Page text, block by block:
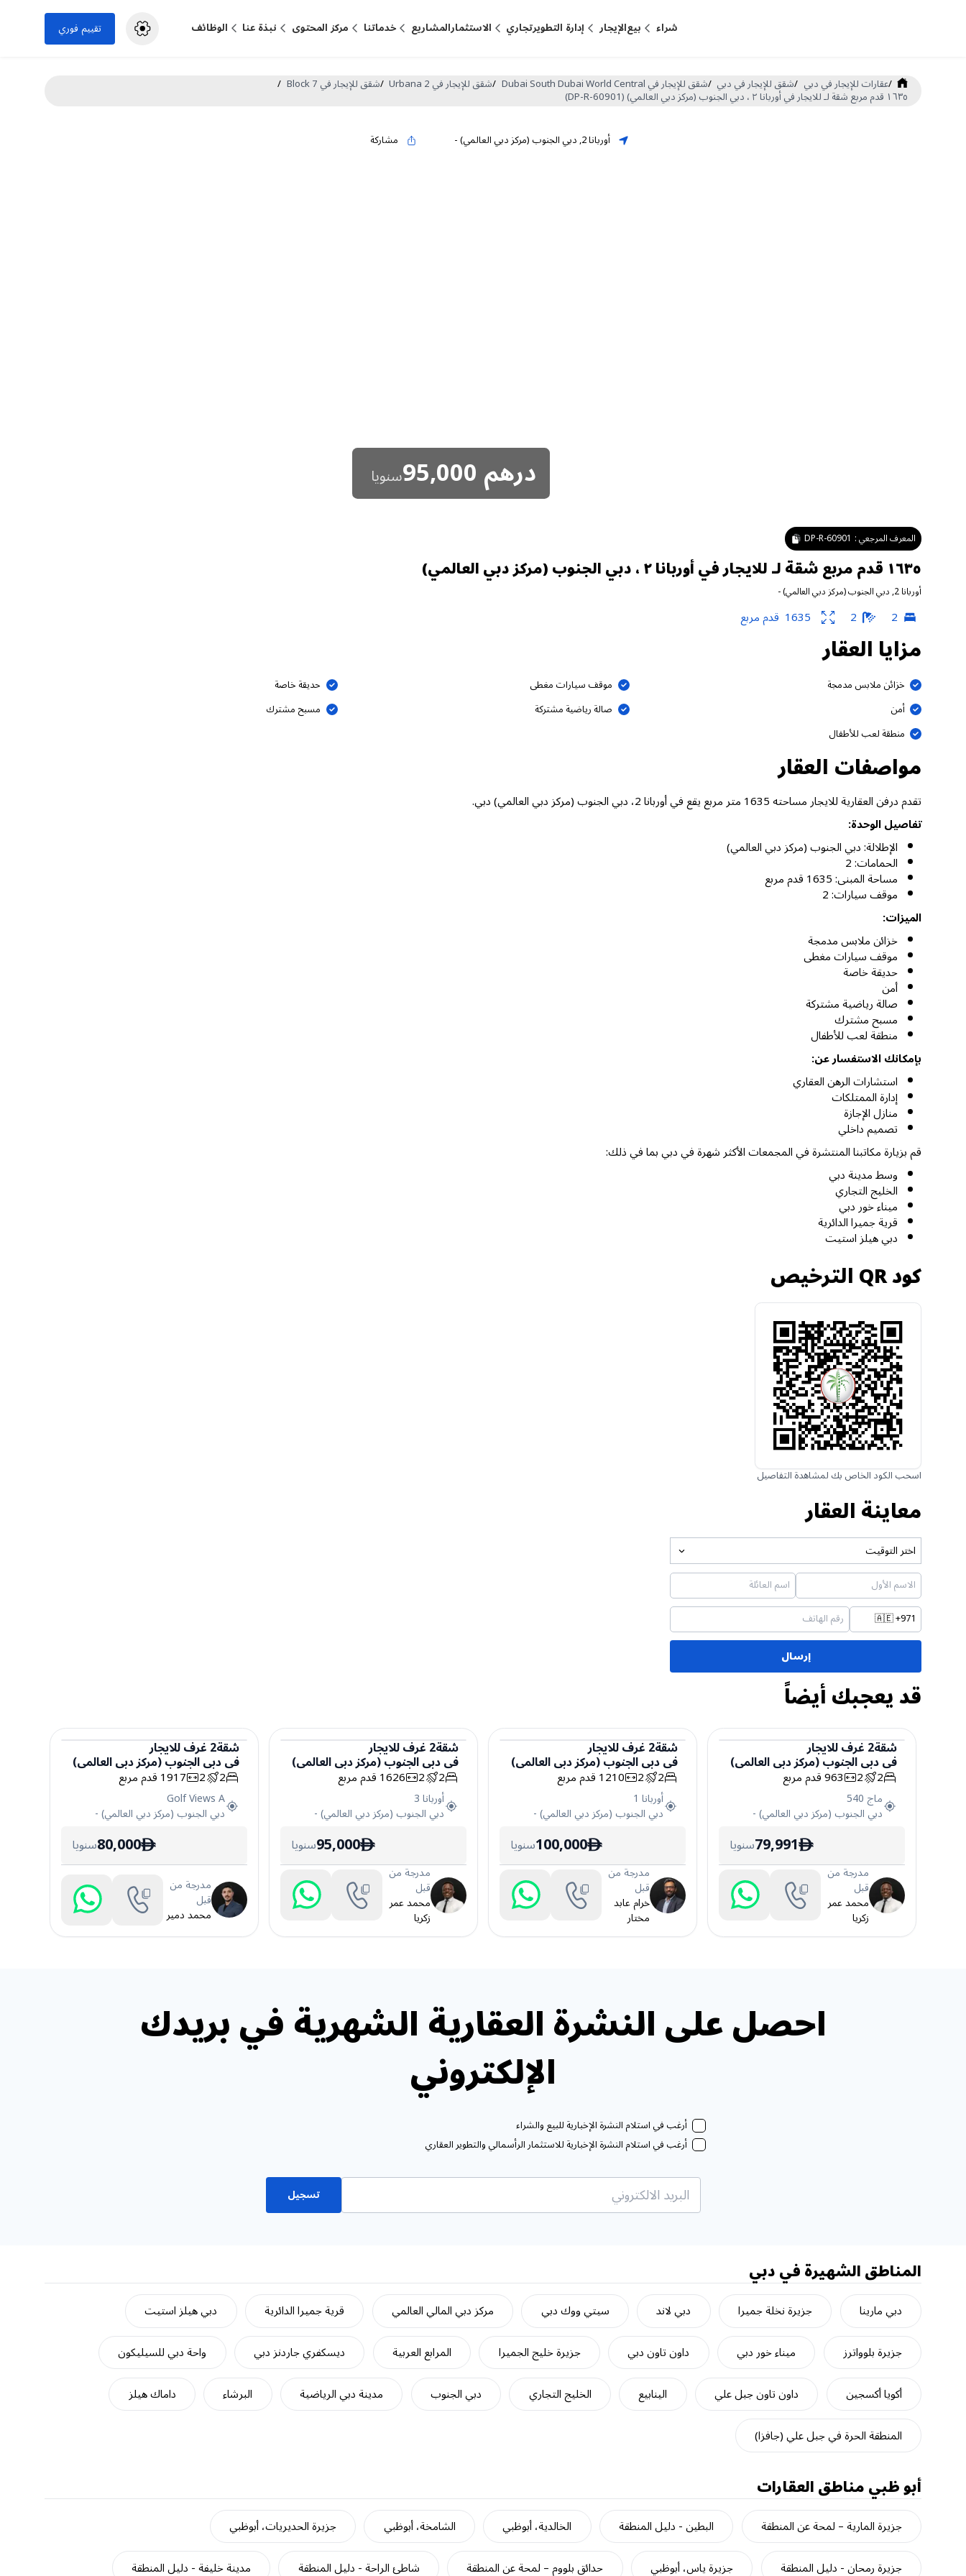
شراء بيعالإيجار إدارة التطويرتجاري الاستثمارالمشاريع خدماتنا مركز المحتوى نبذة عنا الوظائف تقييم فوري
/عقارات للإيجار في دبي /شقق للإيجار في دبي /شقق للإيجار في Dubai South Dubai World Central /شقق للإيجار في Urbana 2 /شقق للإيجار في Block 7 /
١٦٣٥ قدم مربع شقة لـ للايجار في أوربانا ٢ ، دبي الجنوب (مركز دبي العالمي) (DP-R-60901)
أوربانا 2 ,دبي الجنوب (مركز دبي العالمي)- مشاركة
درهم95,000سنويا
المعرف المرجعي : DP-R-60901
١٦٣٥ قدم مربع شقة لـ للايجار في أوربانا ٢ ، دبي الجنوب (مركز دبي العالمي)
أوربانا 2 ,دبي الجنوب (مركز دبي العالمي)-
2
2
1635 قدم مربع
مزايا العقار
خزائن ملابس مدمجة موقف سيارات مغطى
حديقة خاصة
أمن
صالة رياضية مشتركة
مسبح مشترك
منطقة لعب للأطفال
مواصفات العقار
تقدم درفن العقارية للايجار مساحته 1635 متر مربع يقع في أوربانا 2، دبي الجنوب (مركز دبي العالمي) دبي.
تفاصيل الوحدة:
الإطلالة: دبي الجنوب (مركز دبي العالمي)
الحمامات: 2
مساحة المبنى: 1635 قدم مربع
موقف سيارات: 2
الميزات:
خزائن ملابس مدمجة
موقف سيارات مغطى
حديقة خاصة
أمن
صالة رياضية مشتركة
مسبح مشترك
منطقة لعب للأطفال
بإمكانك الاستفسار عن:
استشارات الرهن العقاري
إدارة الممتلكات
منازل الإجازة
تصميم داخلي
قم بزيارة مكاتبنا المنتشرة في المجمعات الأكثر شهرة في دبي بما في ذلك:
وسط مدينة دبي
الخليج التجاري
ميناء خور دبي
قرية جميرا الدائرية
دبي هيلز استيت
كود QR الترخيص
اسحب الكود الخاص بك لمشاهدة التفاصيل
معاينة العقار
اختر التوقيت
🇦🇪+971
إرسال
قد يعجبك أيضاً
شقة
شقة2غرفللايجار
فيدبي الجنوب (مركز دبي العالمي)
2
2
963قدم مربع
ماج 540
دبي الجنوب (مركز دبي العالمي)-
ê
79,991سنويا
مدرجة من
قبل
محمد عمر
زكريا
شقة
شقة2غرفللايجار
فيدبي الجنوب (مركز دبي العالمي)
2
2
1210قدم مربع
أوربانا 1
دبي الجنوب (مركز دبي العالمي)-
ê
100,000سنويا
مدرجة من
قبل
خرام عابد
مختار
شقة
شقة2غرفللايجار
فيدبي الجنوب (مركز دبي العالمي)
2
2
1626قدم مربع
أوربانا 3
دبي الجنوب (مركز دبي العالمي)-
ê
95,000سنويا
مدرجة من
قبل
محمد عمر
زكريا
شقة
شقة2غرفللايجار
فيدبي الجنوب (مركز دبي العالمي)
2
2
1917قدم مربع
Golf Views A
دبي الجنوب (مركز دبي العالمي)-
ê
80,000سنويا
مدرجة من
قبل
محمد دمير
احصل على النشرة العقارية الشهرية في بريدك
الإلكتروني
أرغب في استلام النشرة الإخبارية للبيع والشراء
أرغب في استلام النشرة الإخبارية للاستثمار الرأسمالي والتطوير العقاري
تسجيل
المناطق الشهيرة في دبي
دبي مارينا جزيرة نخلة جميرا دبي لاند سيتي ووك دبي مركز دبي المالي العالمي قرية جميرا الدائرية
دبي هيلز استيت
جزيرة بلوواترز
ميناء خور دبي داون تاون دبي جزيرة خليج الجميرا المرابع العربية ديسكفري جاردنز دبي
واحة دبي للسيليكون
أكويا أكسجين
داون تاون جبل علي الينابيع الخليج التجاري دبي الجنوب مدينة دبي الرياضية البرشاء
داماك هيلز
المنطقة الحرة في جبل علي (جافزا)
أبو ظبيمناطق العقارات
جزيرة المارية – لمحة عن المنطقة البطين - دليل المنطقة الخالدية، أبوظبي الشامخة، أبوظبي
جزيرة الحديريات، أبوظبي
جزيرة رمحان - دليل المنطقة
جزيرة ياس، أبوظبي حدائق بلووم – لمحة عن المنطقة شاطئ الراحة - دليل المنطقة مدينة خليفة - دليل المنطقة